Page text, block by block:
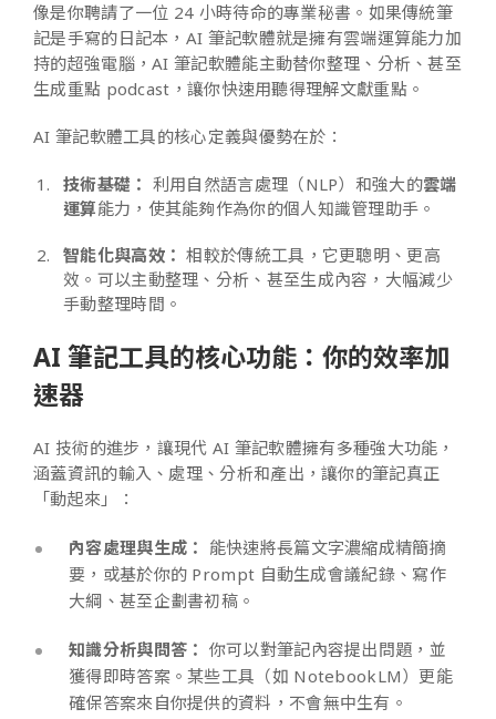
像是你聘請了一位 24 小時待命的專業秘書。如果傳統筆
記是手寫的日記本，AI 筆記軟體就是擁有雲端運算能力加
持的超強電腦，AI 筆記軟體能主動替你整理、分析、甚至
生成重點 podcast，讓你快速用聽得理解文獻重點。
AI 筆記軟體工具的核心定義與優勢在於：
技術基礎： 利用自然語言處理（NLP）和強大的雲端
運算能力，使其能夠作為你的個人知識管理助手。
智能化與高效： 相較於傳統工具，它更聰明、更高
效。可以主動整理、分析、甚至生成內容，大幅減少
手動整理時間。
AI 筆記工具的核心功能：你的效率加
速器
AI 技術的進步，讓現代 AI 筆記軟體擁有多種強大功能，
涵蓋資訊的輸入、處理、分析和產出，讓你的筆記真正
「動起來」：
內容處理與生成： 能快速將長篇文字濃縮成精簡摘
要，或基於你的 Prompt 自動生成會議紀錄、寫作
大綱、甚至企劃書初稿。
知識分析與問答： 你可以對筆記內容提出問題，並
獲得即時答案。某些工具（如 NotebookLM）更能
確保答案來自你提供的資料，不會無中生有。